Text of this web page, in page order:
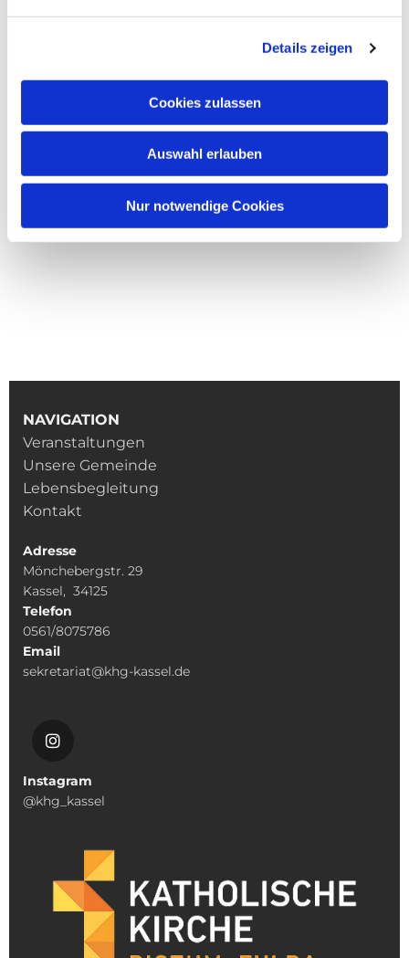
Details zeigen
Cookies zulassen
Auswahl erlauben
Nur notwendige Cookies
NAVIGATION
Veranstaltungen
Unsere Gemeinde
Lebensbegleitung
Kontakt
Adresse
Mönchebergstr. 29
Kassel, 34125
Telefon
0561/8075786
Email
sekretariat@khg-kassel.de
Instagram
@khg_kassel